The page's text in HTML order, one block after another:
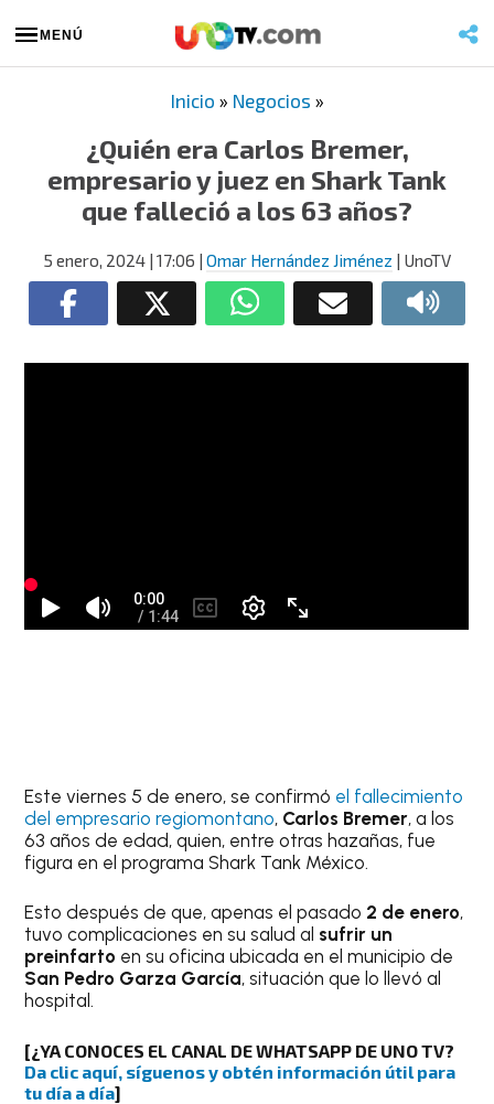
MENÚ
Inicio » Negocios »
¿Quién era Carlos Bremer,
empresario y juez en Shark Tank
que falleció a los 63 años?
5 enero, 2024 | 17:06 | Omar Hernández Jiménez | UnoTV
Este viernes 5 de enero, se confirmó el fallecimiento
del empresario regiomontano, Carlos Bremer, a los
63 años de edad, quien, entre otras hazañas, fue
figura en el programa Shark Tank México.
Esto después de que, apenas el pasado 2 de enero,
tuvo complicaciones en su salud al sufrir un
preinfarto en su oficina ubicada en el municipio de
San Pedro Garza García, situación que lo llevó al
hospital.
[¿YA CONOCES EL CANAL DE WHATSAPP DE UNO TV?
Da clic aquí, síguenos y obtén información útil para
tu día a día]